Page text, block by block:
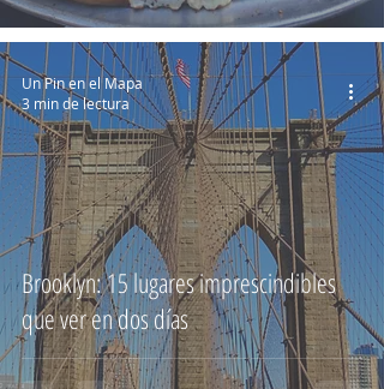
Brooklyn: 15 lugares imprescindibles
que ver en dos días
Un Pin en el Mapa
3 min de lectura